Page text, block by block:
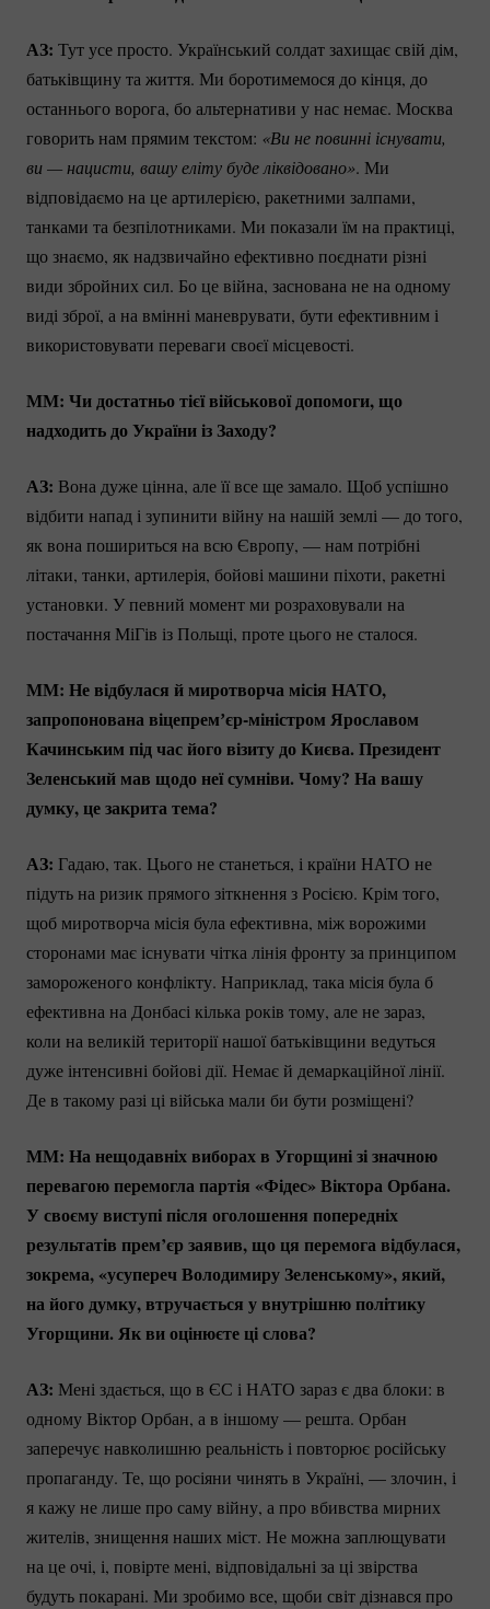
АЗ: Тут усе просто. Український солдат захищає свій дім,
батьківщину та життя. Ми боротимемося до кінця, до
останнього ворога, бо альтернативи у нас немає. Москва
говорить нам прямим текстом: «Ви не повинні існувати,
ви — нацисти, вашу еліту буде ліквідовано». Ми
відповідаємо на це артилерією, ракетними залпами,
танками та безпілотниками. Ми показали їм на практиці,
що знаємо, як надзвичайно ефективно поєднати різні
види збройних сил. Бо це війна, заснована не на одному
виді зброї, а на вмінні маневрувати, бути ефективним і
використовувати переваги своєї місцевості.
ММ: Чи достатньо тієї військової допомоги, що
надходить до України із Заходу?
АЗ: Вона дуже цінна, але її все ще замало. Щоб успішно
відбити напад і зупинити війну на нашій землі — до того,
як вона пошириться на всю Європу, — нам потрібні
літаки, танки, артилерія, бойові машини піхоти, ракетні
установки. У певний момент ми розраховували на
постачання МіГів із Польщі, проте цього не сталося.
ММ: Не відбулася й миротворча місія НАТО,
запропонованавіцепремʼєр-міністром Ярославом
Качинським під час його візиту до Києва. Президент
Зеленський мав щодо неї сумніви. Чому? На вашу
думку, це закрита тема?
АЗ: Гадаю, так. Цього не станеться, і країни НАТО не
підуть на ризик прямого зіткнення з Росією. Крім того,
щоб миротворча місія була ефективна, між ворожими
сторонами має існувати чітка лінія фронту за принципом
замороженого конфлікту. Наприклад, така місія була б
ефективна на Донбасі кілька років тому, але не зараз,
коли на великій території нашої батьківщини ведуться
дуже інтенсивні бойові дії. Немає й демаркаційної лінії.
Де в такому разі ці війська мали би бути розміщені?
ММ: На нещодавніх виборах в Угорщині зі значною
перевагою перемогла партія «Фідес» Віктора Орбана.
У своєму виступі після оголошення попередніх
результатів прем’єр заявив, що ця перемога відбулася,
зокрема, «усупереч Володимиру Зеленському», який,
на його думку, втручається у внутрішню політику
Угорщини. Як ви оцінюєте ці слова?
АЗ: Мені здається, що в ЄС і НАТО зараз є два блоки: в
одному Віктор Орбан, а в іншому — решта. Орбан
заперечує навколишню реальність і повторює російську
пропаганду. Те, що росіяни чинять в Україні, — злочин, і
я кажу не лише про саму війну, а про вбивства мирних
жителів, знищення наших міст. Не можна заплющувати
на це очі, і, повірте мені, відповідальні за ці звірства
будуть покарані. Ми зробимо все, щоби світ дізнався про